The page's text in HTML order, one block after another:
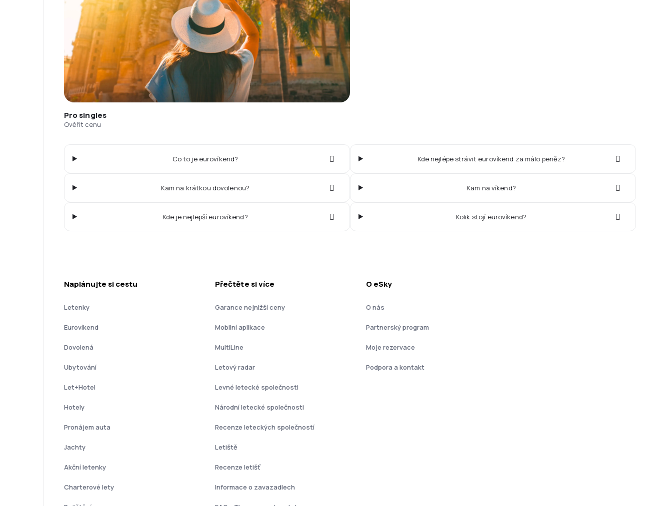
Pro singles
Ověřit cenu
Co to je eurovíkend? Kde nejlépe strávit eurovíkend za málo peněz?
Kam na krátkou dovolenou? Kam na víkend?
Kde je nejlepší eurovíkend? Kolik stojí eurovíkend?
Naplánujte si cestu
Letenky
Eurovíkend
Dovolená
Ubytování
Let+Hotel
Hotely
Pronájem auta
Jachty
Akční letenky
Charterové lety
Přečtěte si více
Garance nejnižší ceny
Mobilní aplikace
MultiLine
Letový radar
Levné letecké společnosti
Národní letecké společnosti
Recenze leteckých společností
Letiště
Recenze letišť
Informace o zavazadlech
O eSky
O nás
Partnerský program
Moje rezervace
Podpora a kontakt